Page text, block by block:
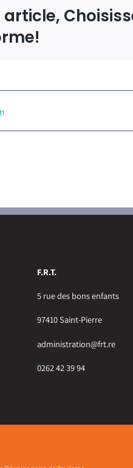
F.R.T.
5 rue des bons enfants
97410 Saint-Pierre
administration@frt.re
0262 42 39 94